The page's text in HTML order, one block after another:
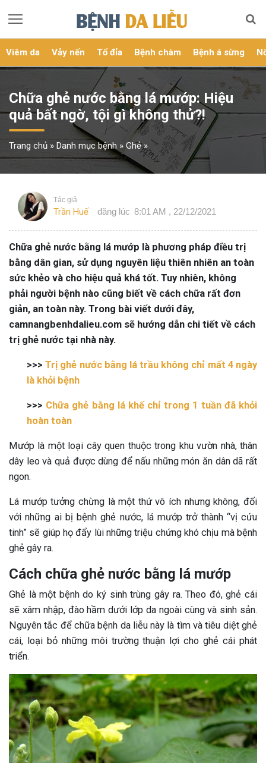
Viêm da Vảy nến Tổ đỉa Bệnh chàm Bệnh á sừng
Chữa ghẻ nước bằng lá mướp: Hiệu
quả bất ngờ, tội gì không thử?!
Trang chủ » Danh mục bệnh » Ghẻ»
Tác giả
Trần Huế đăng lúc 8:01 AM , 22/12/2021
Chữa ghẻ nước bằng lá mướp là phương pháp điều trị
bằng dân gian, sử dụng nguyên liệu thiên nhiên an toàn
sức khẻo và cho hiệu quả khá tốt. Tuy nhiên, không
phải người bệnh nào cũng biết về cách chữa rất đơn
giản, an toàn này. Trong bài viết dưới đây,
camnangbenhdalieu.com sẽ hướng dẫn chi tiết về cách
trị ghẻ nước tại nhà này.
>>>Trị ghẻ nước bằng lá trầu không chỉ mất 4 ngày
là khỏi bệnh
>>> Chữa ghẻ bằng lá khế chỉ trong 1 tuần đã khỏi
hoàn toàn
Mướp là một loại cây quen thuộc trong khu vườn nhà, thân
dây leo và quả được dùng để nấu những món ăn dân dã rất
ngon.
Lá mướp tưởng chừng là một thứ vô ích nhưng không, đối
với những ai bị bệnh ghẻ nước, lá mướp trở thành “vị cứu
tinh” sẽ giúp họ đẩy lùi những triệu chứng khó chịu mà bệnh
ghẻ gây ra.
Cách chữa ghẻ nước bằng lá mướp
Ghẻ là một bệnh do ký sinh trùng gây ra. Theo đó, ghẻ cái
sẽ xâm nhập, đào hầm dưới lớp da ngoài cùng và sinh sản.
Nguyên tắc để chữa bệnh da liễu này là tìm và tiêu diệt ghẻ
cái, loại bỏ những môi trường thuận lợi cho ghẻ cái phát
triển.